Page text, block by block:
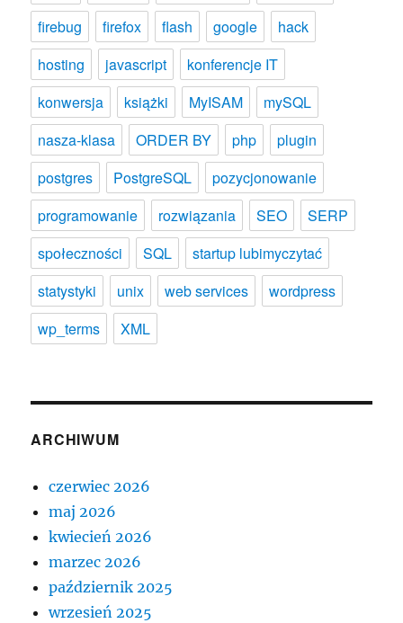
firebug
firefox flash google
hack
hosting
javascript
konferencje IT
konwersja
książki MyISAM
mySQL
nasza-klasa
ORDER BY php
plugin
postgres
PostgreSQL
pozycjonowanie
programowanie
rozwiązania SEO
SERP
społeczności
SQL
startup lubimyczytać
statystyki
unix web services
wordpress
wp_terms
XML
ARCHIWUM
czerwiec 2026
maj 2026
kwiecień 2026
marzec 2026
październik 2025
wrzesień 2025